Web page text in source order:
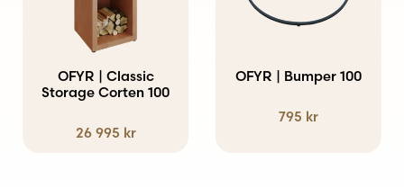
OFYR | Classic
Storage Corten 100
26 995 kr
OFYR | Bumper 100
795 kr